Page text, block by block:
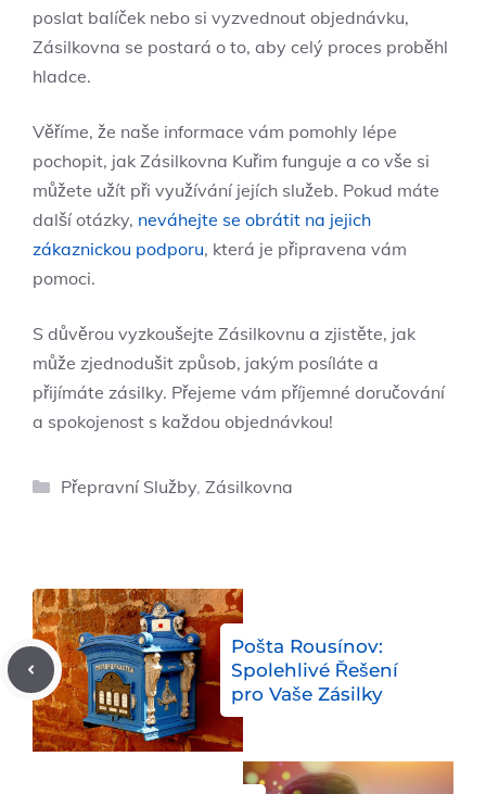
poslat balíček nebo si vyzvednout objednávku,
Zásilkovna se postará o to, aby celý proces proběhl
hladce.
Věříme, že naše informace vám pomohly lépe
pochopit, jak Zásilkovna Kuřim funguje a co vše si
můžete užít při využívání jejích služeb. Pokud máte
další otázky, neváhejte se obrátit na jejich
zákaznickou podporu, která je připravena vám
pomoci.
S důvěrou vyzkoušejte Zásilkovnu a zjistěte, jak
může zjednodušit způsob, jakým posíláte a
přijímáte zásilky. Přejeme vám příjemné doručování
a spokojenost s každou objednávkou!
Rubriky
Přepravní Služby, Zásilkovna
Pošta Rousínov:
Spolehlivé Řešení
pro Vaše Zásilky